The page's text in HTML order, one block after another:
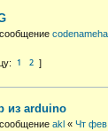
1 2
из arduino
akl « Чт фев